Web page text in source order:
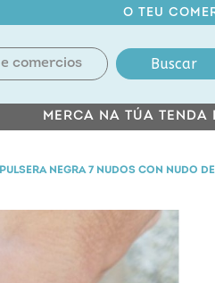
O TEU
Buscar
MERCA NA TÚA
PULSERA NEGRA 7 NUDOS CON NUDO